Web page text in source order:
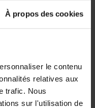
À propos des cookies
le contenu
relatives aux
trafic. Nous
sur l'utilisation de
de différentes
ou les câbles
les faux
les planchers ou